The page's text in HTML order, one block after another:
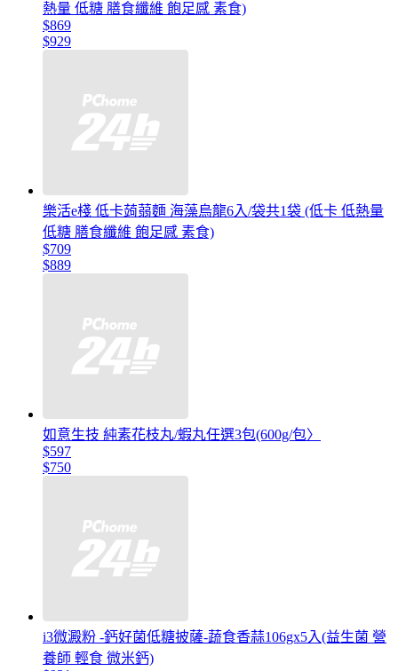
熱量 低糖 膳食纖維 飽足感 素食)
$869
$929
樂活e棧 低卡蒟蒻麵 海藻烏龍6入/袋共1袋 (低卡 低熱量
低糖 膳食纖維 飽足感 素食)
$709
$889
如意生技 純素花枝丸/蝦丸任選3包(600g/包〉
$597
$750
i3微澱粉 -鈣好菌低糖披薩-蔬食香蒜106gx5入(益生菌 營
養師 輕食 微米鈣)